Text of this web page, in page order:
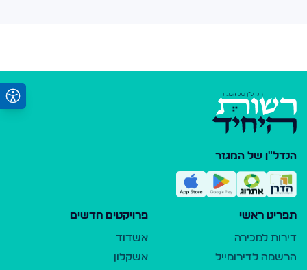
הנדל"ן של המגזר
תפריט ראשי
דירות למכירה
הרשמה לדירומייל
פרויקטים חדשים
אשדוד
אשקלון